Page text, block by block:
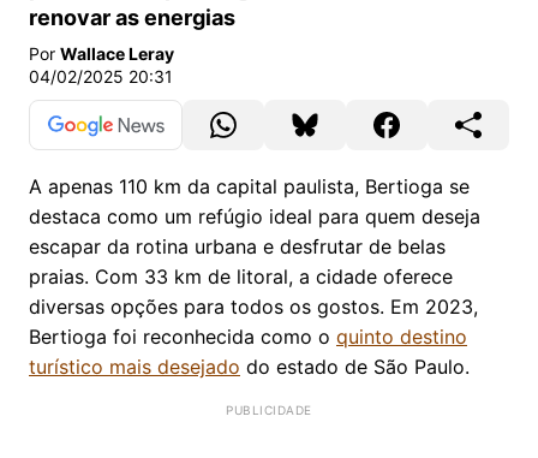
renovar as energias
Por Wallace Leray
04/02/2025 20:31
A apenas 110 km da capital paulista, Bertioga se
destaca como um refúgio ideal para quem deseja
escapar da rotina urbana e desfrutar de belas
praias. Com 33 km de litoral, a cidade oferece
diversas opções para todos os gostos. Em 2023,
Bertioga foi reconhecida como o quinto destino
turístico mais desejado do estado de São Paulo.